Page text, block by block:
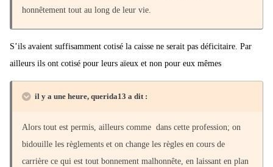
honnêtement tout au long de leur vie.
S’ils avaient suffisamment cotisé la caisse ne serait pas déficitaire. Par
ailleurs ils ont cotisé pour leurs aïeux et non pour eux mêmes
il y a une heure, querida13 a dit :
Alors tout est permis, ailleurs comme dans cette profession; on
bidouille les règlements et on change les règles en cours de
carrière ce qui est tout bonnement malhonnête, en laissant en plan